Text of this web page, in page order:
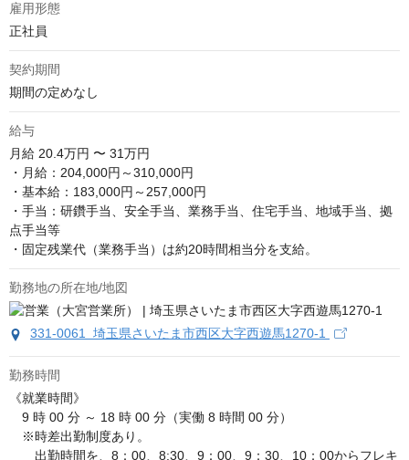
雇用形態
正社員
契約期間
期間の定めなし
給与
月給 20.4万円 〜 31万円
・月給：204,000円～310,000円
・基本給：183,000円～257,000円
・手当：研鑽手当、安全手当、業務手当、住宅手当、地域手当、拠
点手当等
・固定残業代（業務手当）は約20時間相当分を支給。
勤務地の所在地/地図
331-0061 埼玉県さいたま市西区大字西遊馬1270-1
勤務時間
《就業時間》
9 時 00 分 ～ 18 時 00 分（実働 8 時間 00 分）
※時差出勤制度あり。
出勤時間を、8：00、8:30、9：00、9：30、10：00からフレキ